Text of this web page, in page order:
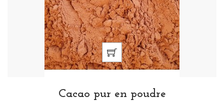
Cacao pur en poudre